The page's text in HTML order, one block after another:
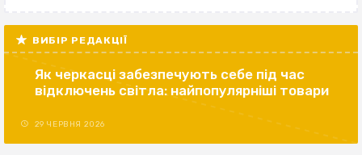
ВИБІР РЕДАКЦІЇ
Як черкасці забезпечують себе під час
відключень світла: найпопулярніші товари
29 ЧЕРВНЯ 2026